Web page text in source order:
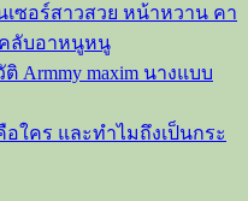
เซอร์สาวสวย หน้าหวาน คา
คลับอาหนูหนู
Armmy maxim นางแบบ
อใคร และทำไมถึงเป็นกระ